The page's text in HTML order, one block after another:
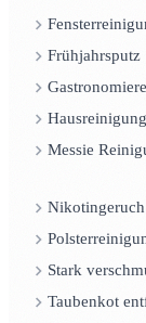
Frühjahrsputz
Hausreinigung
Messie
Stark
Taubenkot